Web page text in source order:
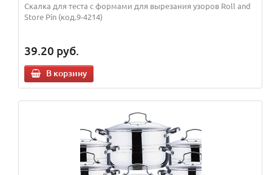
Скалка для теста с формами для вырезания узоров Roll and
Store Pin (код.9-4214)
39.20 руб.
В корзину